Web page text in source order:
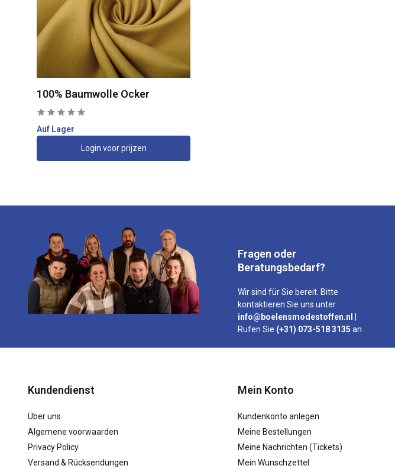
100% Baumwolle Ocker
Auf Lager
Login voor prijzen
Fragen oder
Beratungsbedarf?
Wir sind für Sie bereit. Bitte
kontaktieren Sie uns unter
info@boelensmodestoffen.nl
Rufen Sie (+31) 073-518 3135 an
Kundendienst
Über uns
Algemene voorwaarden
Privacy Policy
Versand & Rücksendungen
Mein Konto
Kundenkonto anlegen
Meine Bestellungen
Meine Nachrichten (Tickets)
Mein Wunschzettel